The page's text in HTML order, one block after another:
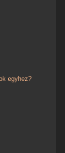
egyhez?